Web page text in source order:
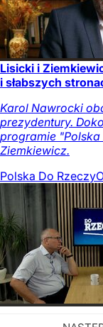
Lisicki i
i słabszych
Karol Nawrocki
prezydentury.
programie "Polska
Ziemkiewicz.
Polska Do Rzeczy